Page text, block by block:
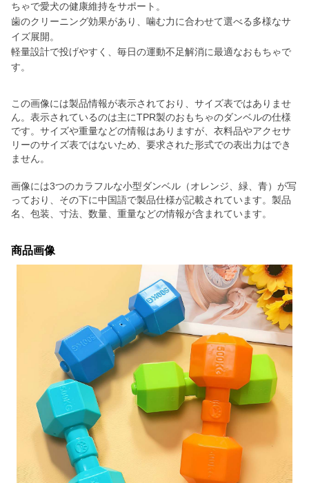
ちゃで愛犬の健康維持をサポート。
歯のクリーニング効果があり、噛む力に合わせて選べる多様なサ
イズ展開。
軽量設計で投げやすく、毎日の運動不足解消に最適なおもちゃで
す。
この画像には製品情報が表示されており、サイズ表ではありませ
ん。表示されているのは主にTPR製のおもちゃのダンベルの仕様
です。サイズや重量などの情報はありますが、衣料品やアクセサ
リーのサイズ表ではないため、要求された形式での表出力はでき
ません。
画像には3つのカラフルな小型ダンベル（オレンジ、緑、青）が写
っており、その下に中国語で製品仕様が記載されています。製品
名、包装、寸法、数量、重量などの情報が含まれています。
商品画像